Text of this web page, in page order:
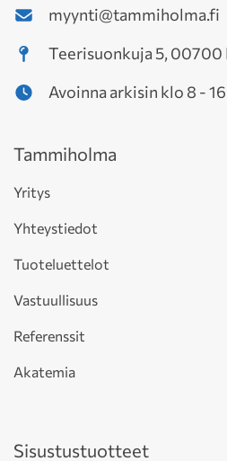
myynti@tammiholma.fi
Teerisuonkuja 5, 00700
Avoinna arkisin klo 8 - 16
Tammiholma
Yritys
Yhteystiedot
Tuoteluettelot
Vastuullisuus
Referenssit
Akatemia
Sisustustuotteet